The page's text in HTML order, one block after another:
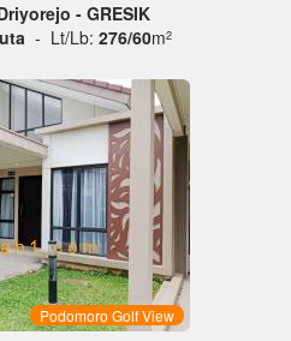
- GRESIK
- Lt/Lb: 276/60m2
Podomoro Golf View